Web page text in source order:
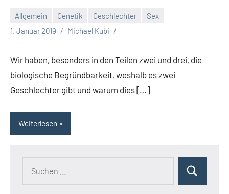
Allgemein Genetik Geschlechter
Sex
1. Januar 2019
Michael Kubi
Wir haben, besonders in den Teilen zwei und drei, die
biologische Begründbarkeit, weshalb es zwei
Geschlechter gibt und warum dies […]
Weiterlesen
Suchen